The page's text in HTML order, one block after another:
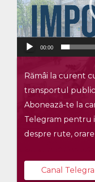
00:00
Rămâi la curent
transportul public
Abonează-te la
Telegram pentru
despre rute,
Canal